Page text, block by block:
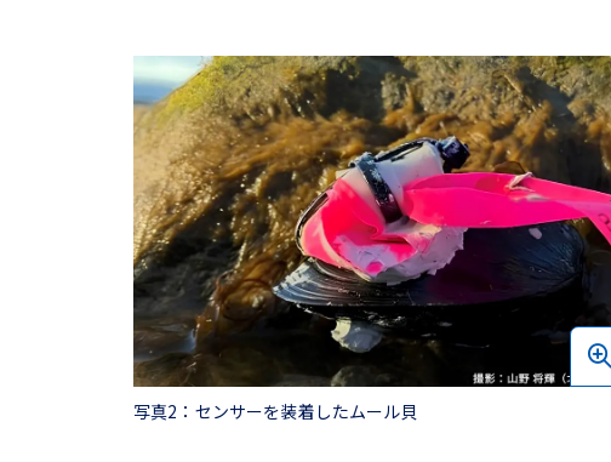
写真2：センサーを装着したムール貝